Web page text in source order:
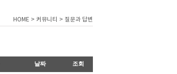
HOME > 커뮤니티 > 질문과 답변
날짜 조회